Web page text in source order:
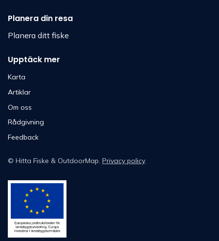
Planera din resa
Planera ditt fiske
Upptäck mer
Karta
Artiklar
Om oss
Rådgivning
Feedback
© Hitta Fiske & OutdoorMap. Privacy policy.